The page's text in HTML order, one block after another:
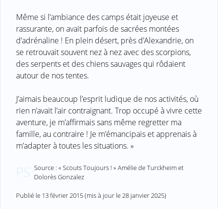
Même si l’ambiance des camps était joyeuse et
rassurante, on avait parfois de sacrées montées
d’adrénaline ! En plein désert, près d’Alexandrie, on
se retrouvait souvent nez à nez avec des scorpions,
des serpents et des chiens sauvages qui rôdaient
autour de nos tentes.
J’aimais beaucoup l’esprit ludique de nos activités, où
rien n’avait l’air contraignant. Trop occupé à vivre cette
aventure, je m’affirmais sans même regretter ma
famille, au contraire ! Je m’émancipais et apprenais à
m’adapter à toutes les situations. »
PS Source : « Scouts Toujours ! » Amélie de Turckheim et
Dolorès Gonzalez
Publié le 13 février 2015(mis à jour le28 janvier 2025)